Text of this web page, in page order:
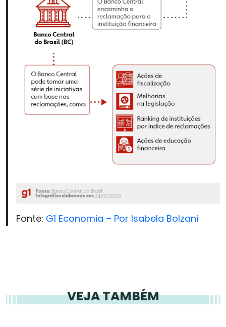
Fonte: G1 Economia – Por Isabela Bolzani
VEJA TAMBÉM